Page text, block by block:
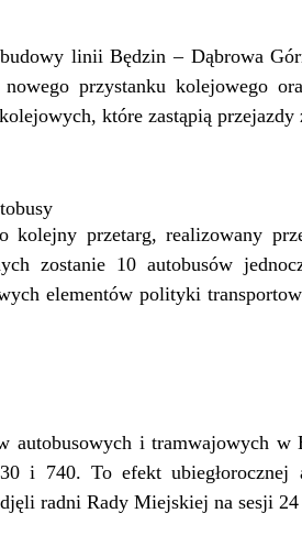
linii Będzin – Dąbrowa
przystanku kolejowego
które zastąpią
przetarg, realizowany
zostanie 10 autobusów
elementów polityki
autobusowych i tramwajowych
i 740. To efekt
radni Rady Miejskiej na sesji